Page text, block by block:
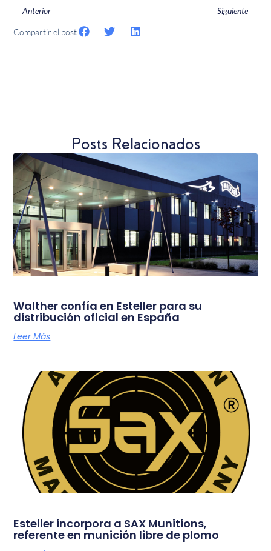
Anterior Siguiente
Compartir el post
Posts Relacionados
Walther confía en Esteller para su
distribución oficial en España
Leer Más
Esteller incorpora a SAX Munitions,
referente en munición libre de plomo